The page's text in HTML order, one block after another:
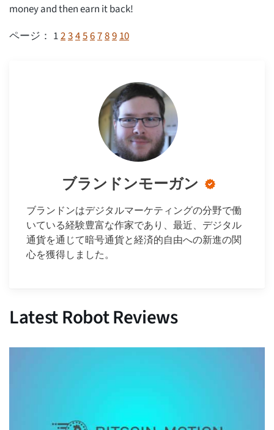
money and then earn it back!
ページ： 12345678910
ブランドンモーガン
ブランドンはデジタルマーケティングの分野で働
いている経験豊富な作家であり、最近、デジタル
通貨を通じて暗号通貨と経済的自由への新進の関
心を獲得しました。
Latest Robot Reviews